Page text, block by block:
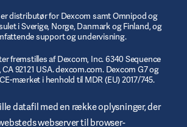
distributør for Dexcom samt Omnipod og
i Sverige, Norge, Danmark og Finland, og
support og undervisning.
fremstilles af Dexcom, Inc. 6340 Sequence
CA 92121 USA. dexcom.com. Dexcom G7 og
mærket i henhold til MDR (EU) 2017/745.
Insulet Corporation producent. Omnipod,
DASH-logoet og Podder er varemærker
varemærker tilhørende Insulet Corporation i
datafil med en række oplysninger, der
webserver til browser-